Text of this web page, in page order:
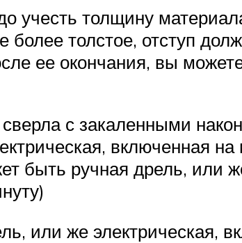
учесть толщину
толстое, отступ
ее окончания, вы
с закаленными
включенная
быть ручная дрель, или
или же электрическая,